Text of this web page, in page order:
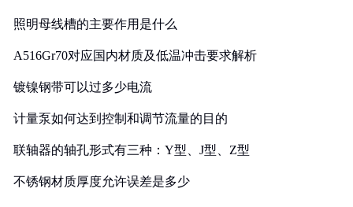
照明母线槽的主要作用是什么
A516Gr70对应国内材质及低温冲击要求解析
镀镍钢带可以过多少电流
计量泵如何达到控制和调节流量的目的
联轴器的轴孔形式有三种：Y型、J型、Z型
不锈钢材质厚度允许误差是多少